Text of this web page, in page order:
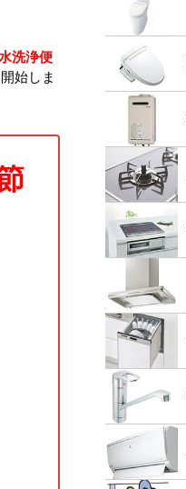
洗浄便
始しま